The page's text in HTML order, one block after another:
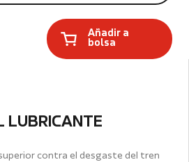
LUBRICANTE
contra el desgaste del tren
Añadir a
bolsa